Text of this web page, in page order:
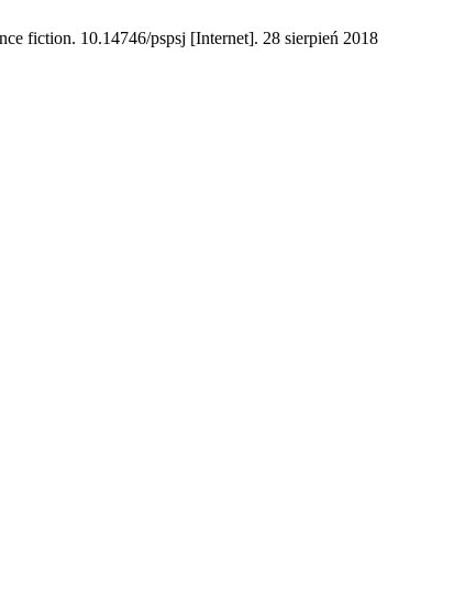
fiction. 10.14746/pspsj [Internet]. 28 sierpień 2018